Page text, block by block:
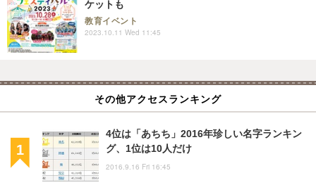
ケットも
教育イベント
2023.10.11 Wed 11:45
その他アクセスランキング
4位は「あちち」2016年珍しい名字ランキン
グ、1位は10人だけ
2016.9.16 Fri 16:45